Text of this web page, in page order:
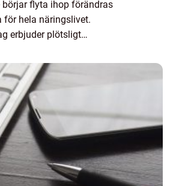
börjar flyta ihop förändras
för hela näringslivet.
erbjuder plötsligt